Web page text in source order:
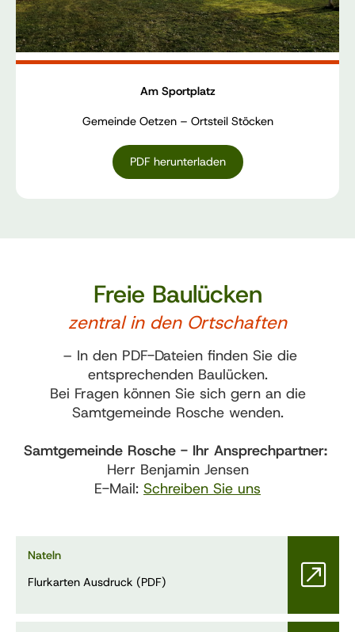
Am Sportplatz
Gemeinde Oetzen – Ortsteil Stöcken
PDF herunterladen
Freie Baulücken
zentral in den Ortschaften
– In den PDF-Dateien finden Sie die
entsprechenden Baulücken.
Bei Fragen können Sie sich gern an die
Samtgemeinde Rosche wenden.
Samtgemeinde Rosche - Ihr Ansprechpartner:
Herr Benjamin Jensen
E-Mail: Schreiben Sie uns
Nateln
Flurkarten Ausdruck (PDF)